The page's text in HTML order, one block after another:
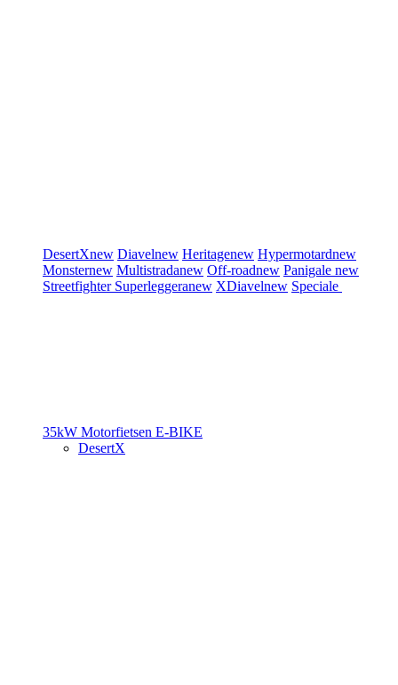
DesertXnew Diavelnew Heritagenew Hypermotardnew
Monsternew Multistradanew Off-roadnew Panigale new
Streetfighter Superleggeranew XDiavelnew Speciale
35kW Motorfietsen E-BIKE
DesertX